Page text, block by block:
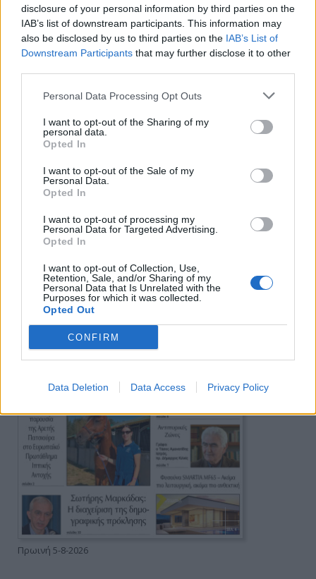
disclosure of your personal information by third parties on the
IAB’s list of downstream participants. This information may
also be disclosed by us to third parties on the IAB’s List of
Downstream Participants that may further disclose it to other
Personal Data Processing Opt Outs
I want to opt-out of the Sharing of my
personal data.
Opted In
I want to opt-out of the Sale of my
Personal Data.
Opted In
I want to opt-out of processing my
Personal Data for Targeted Advertising.
Opted In
I want to opt-out of Collection, Use,
Retention, Sale, and/or Sharing of my
Personal Data that Is Unrelated with the
Purposes for which it was collected.
Opted Out
CONFIRM
Data Deletion Data Access Privacy Policy
Πρωινή
Πρωινή 5-8-2026